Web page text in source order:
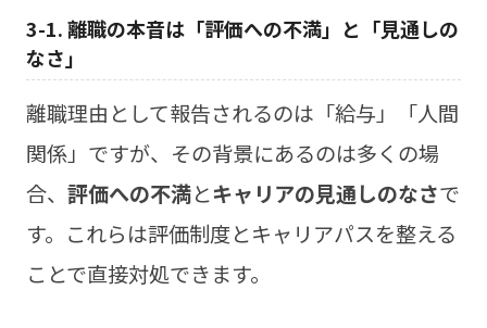
3-1. 離職の本音は「評価への不満」と「見通しの
なさ」
離職理由として報告されるのは「給与」「人間
関係」ですが、その背景にあるのは多くの場
合、 評価への不満とキャリアの見通しのなさで
す。これらは評価制度とキャリアパスを整える
ことで直接対処できます。